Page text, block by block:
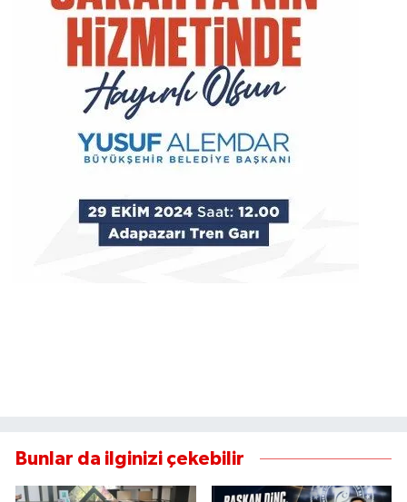
Bunlar da ilginizi çekebilir